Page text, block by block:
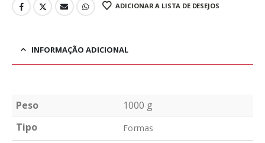
ADICIONAR A LISTA DE DESEJOS
INFORMAÇÃO ADICIONAL
Peso
1000 g
Tipo
Formas